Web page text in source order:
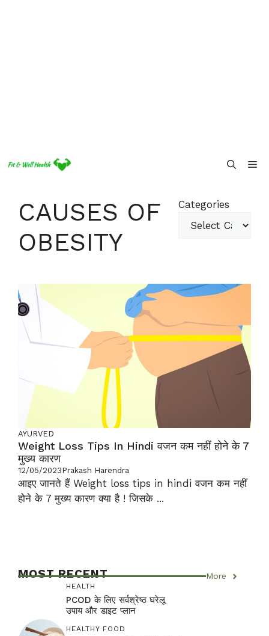
CAUSES OF
OBESITY
Categories
AYURVED
Weight Loss Tips In Hindi वजन कम नहीं होने के 7
मुख्य कारण
12/05/2023Prakash Harendra
आइए जानते हैं Weight loss tips in hindi वजन कम नहीं
होने के 7 मुख्य कारण क्या है ! जिसके ...
MOST RECENT More
HEALTH
PCOD के लिए सर्वश्रेष्ठ घरेलू
उपाय और डाइट प्लान
HEALTHY FOOD